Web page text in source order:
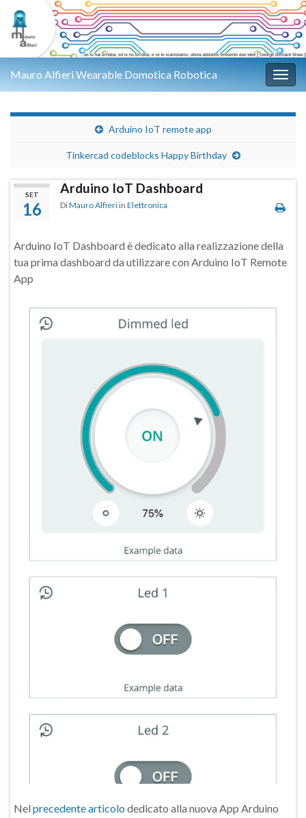
Mauro Alfieri Wearable Domotica Robotica
Arduino IoT remote app
Tinkercad codeblocks Happy Birthday
SET
16
Arduino IoT Dashboard
DiMauro Alfieri in Elettronica
Arduino IoT Dashboard è dedicato alla realizzazione della
tua prima dashboard da utilizzare con Arduino IoT Remote
App
Nel precedente articolo dedicato alla nuova App Arduino